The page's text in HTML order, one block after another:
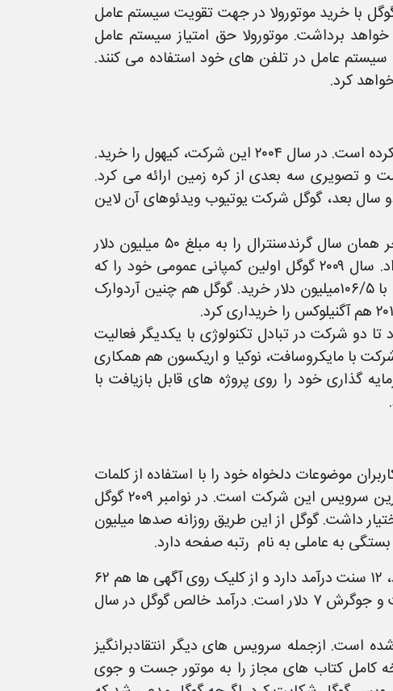
هزار کارمند جدید شد. گوگل با خرید موتورولا در جهت تقویت سیستم عامل
برداشت. موتورولا حق امتیاز سیستم عامل
عامل در تلفن های خود استفاده می کنند.
کرد.
از سال ۲۰۰۱ تاکنون شرکت گوگل کمپانی های زیادی را خریداری کرده است. در سال ۲۰۰۴ این شرکت، کیهول را خرید.
و تصویری سه بعدی از کره زمین ارائه می کرد.
به گوگل ارث در سال ۲۰۰۵ تغییر داد. دو سال بعد، گوگل شرکت یوتیوب ویدئوهای آن لاین
سال ۲۰۰۷ گوگل با ۳/۱ میلیارد دلار دابل کلیک را خرید. در اواخر همان سال گرندسنترال را به مبلغ ۵۰ میلیون دلار
خریداری کرد. این سایت سال بعد به گوگل وویس تغییر نام داد. سال ۲۰۰۹ گوگل اولین کمپانی عمومی خود را که
یک شرکت ویدئویی نرم افزاری به نام Technologies On2 را با ۱۰۶/۵میلیون دلار خرید. گوگل هم چنین آردوارک
کرد تا دو شرکت در تبادل تکنولوژی با یکدیگر فعالیت
با مایکروسافت، نوکیا و اریکسون هم همکاری
گوگل انرژی اولین سرمایه گذاری خود را روی پروژه های قابل بازیافت با
موضوعات دلخواه خود را با استفاده از کلمات
کلیدی در آن جست و جو کنند. جست و جوگر گوگل، محبوب ترین سرویس این شرکت است. در نوامبر ۲۰۰۹ گوگل
داشت. گوگل از این طریق روزانه صدها میلیون
به عاملی به نام رتبه صفحه دارد.
گوگل بابت هر جست و جویی که روی این سایت انجام می شود، ۱۲ سنت درآمد دارد و از کلیک روی آگهی ها هم ۶۲
سنت سود می کند. به طور متوسط درآمد گوگل از هر کاربر جست و جوگرش ۷ دلار است. درآمد خالص گوگل در سال
است. ازجمله سرویس های دیگر انتقادبرانگیز
کامل کتاب های مجاز را به موتور جست و جوی